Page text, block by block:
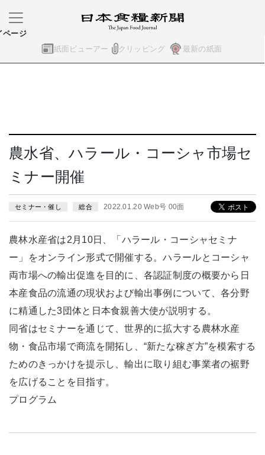
紙面ビューアー クリッピング 最新の紙面
ページ
農水省、ハラール・コーシャ市場セ
ミナー開催
セミナー・催し 総合 2022.01.20 Web号 00面
農林水産省は2月10日、「ハラール・コーシャセミナ
ー」をオンライン形式で開催する。ハラールとコーシャ
両市場への輸出促進を目的に、各認証制度の概要から日
本産食品の流通の現状および輸出事例について、各分野
に精通した3団体と日本食親善大使が説明する。
同省はセミナーを通じて、世界的に拡大する農林水産
物・食品市場で商流を開拓し、“新たな稼ぎ方”を模索する
ためのきっかけを提示し、輸出に取り組む事業者の裾野
を広げることを目指す。
プログラム